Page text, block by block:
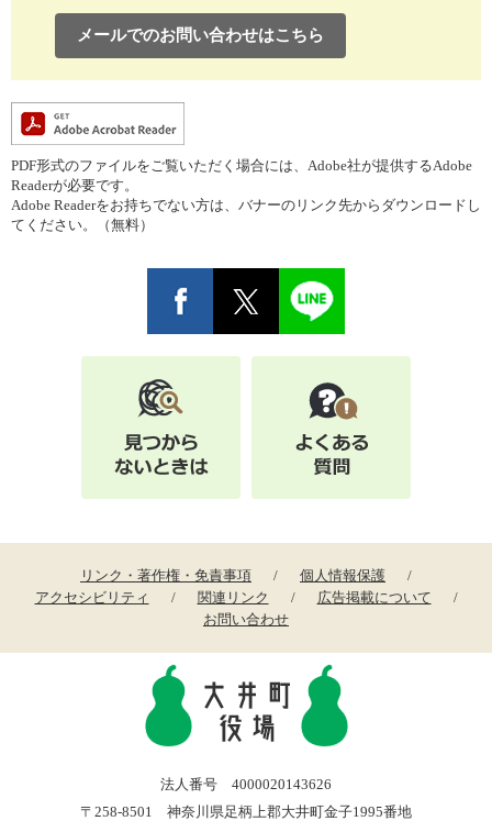
メールでのお問い合わせはこちら
PDF形式のファイルをご覧いただく場合には、Adobe社が提供するAdobe
Readerが必要です。
Adobe Readerをお持ちでない方は、バナーのリンク先からダウンロードし
てください。（無料）
リンク・著作権・免責事項
個人情報保護
アクセシビリティ
関連リンク
広告掲載について
お問い合わせ
法人番号 4000020143626
〒258-8501 神奈川県足柄上郡大井町金子1995番地